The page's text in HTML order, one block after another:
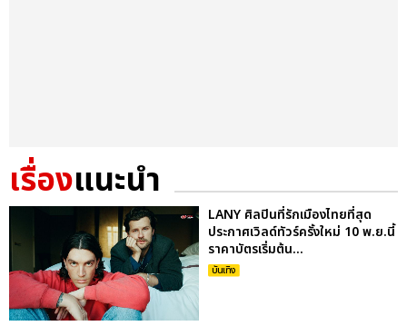
เรื่องแนะนำ
LANY ศิลปินที่รักเมืองไทยที่สุด
ประกาศเวิลด์ทัวร์ครั้งใหม่ 10 พ.ย.นี้
ราคาบัตรเริ่มต้น...
บันเทิง